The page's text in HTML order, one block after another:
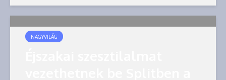
NAGYVILÁG